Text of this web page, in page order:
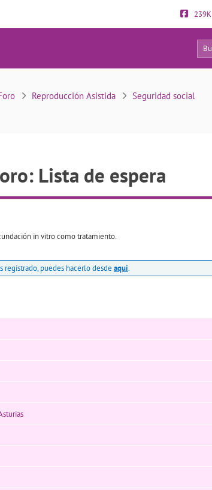
239K
Lista de espera
0
Reproducción Asistida Seguridad social
Lista de espera
in vitro como tratamiento.
registrado, puedes hacerlo desde aquí.